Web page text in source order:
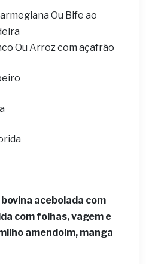
Ou Bife ao
Ou Arroz com açafrão
bovina acebolada com
com folhas, vagem e
amendoim, manga